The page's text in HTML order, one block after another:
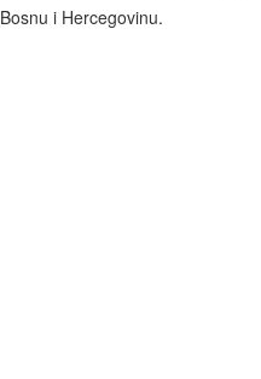
Bosnu i Hercegovinu.